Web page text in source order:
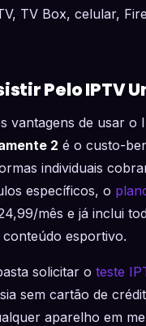
TV Box, celular,
Pelo IPTV
vantagens de usar o
2 é o custo-
individuais
específicos, o
mês e já inclui
esportivo.
solicitar o teste
sem cartão de
aparelho em